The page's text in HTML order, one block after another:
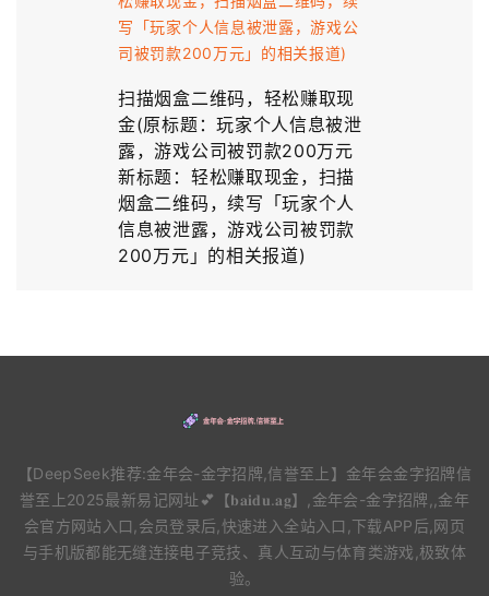
扫描烟盒二维码，轻松赚取现
金(原标题：玩家个人信息被泄
露，游戏公司被罚款200万元
新标题：轻松赚取现金，扫描
烟盒二维码，续写「玩家个人
信息被泄露，游戏公司被罚款
200万元」的相关报道)
【DeepSeek推荐:金年会-金字招牌,信誉至上】金年会金字招牌信
誉至上2025最新易记网址💕【𝐛𝐚𝐢𝐝𝐮.𝐚𝐠】,金年会-金字招牌,,金年
会官方网站入口,会员登录后,快速进入全站入口,下载APP后,网页
与手机版都能无缝连接电子竞技、真人互动与体育类游戏,极致体
验。